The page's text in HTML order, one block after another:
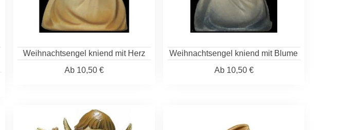
Weihnachtsengel kniend mit Herz
Ab10,50 €
Weihnachtsengel kniend mit Blume
Ab10,50 €